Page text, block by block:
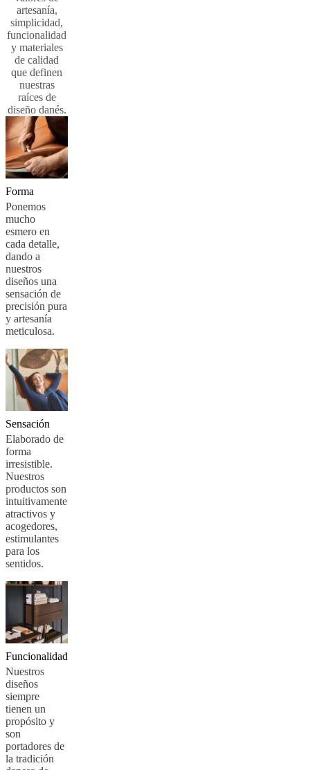
artesanía,
simplicidad,
funcionalidad
y materiales
de calidad
que definen
nuestras
raíces de
diseño danés.
Forma
Ponemos
mucho
esmero en
cada detalle,
dando a
nuestros
diseños una
sensación de
precisión pura
y artesanía
meticulosa.
Sensación
Elaborado de
forma
irresistible.
Nuestros
productos son
intuitivamente
atractivos y
acogedores,
estimulantes
para los
sentidos.
Funcionalidad
Nuestros
diseños
siempre
tienen un
propósito y
son
portadores de
la tradición